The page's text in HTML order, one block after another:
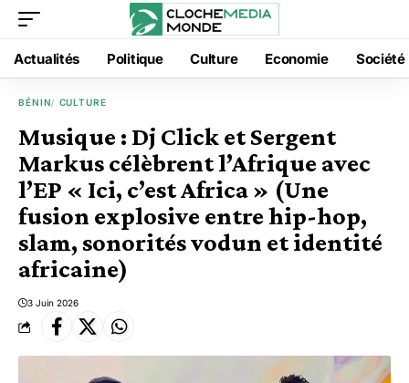
Actualités Politique Culture Economie Société
BÉNIN CULTURE
Musique : Dj Click et Sergent
Markus célèbrent l’Afrique avec
l’EP « Ici, c’est Africa » (Une
fusion explosive entre hip-hop,
slam, sonorités vodun et identité
africaine)
3 Juin 2026